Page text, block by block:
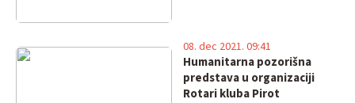
Humanitarna pozorišna
predstava u organizaciji
Rotari kluba Pirot
08. dec 2021. 09:41